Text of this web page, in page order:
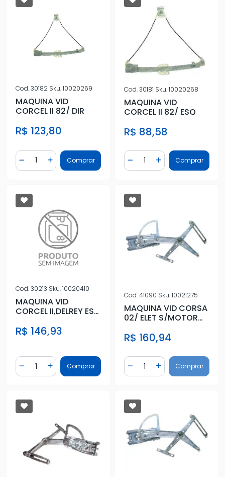
Cod.30182 Sku.10020269
MAQUINA VID
CORCEL II 82/ DIR
R$ 123,80
Diminuir Quantidade
Quantidade
Adicionar Quantidade
Comprar
Cod.30181 Sku.10020268
MAQUINA VID
CORCEL II 82/ ESQ
R$ 88,58
Diminuir Quantidade
Quantidade
AdicionarComprar
Cod.30213 Sku.10020410
MAQUINA VID
CORCEL II,DELREY ESQ
R$ 146,93
Diminuir Quantidade
Quantidade
Adicionar Quantidade
Comprar
Cod.41090 Sku.10021275
MAQUINA VID CORSA
02/ ELET S/MOTOR
(BOSCH)
R$ 160,94
Diminuir Quantidade
Quantidade
AdicionarComprar